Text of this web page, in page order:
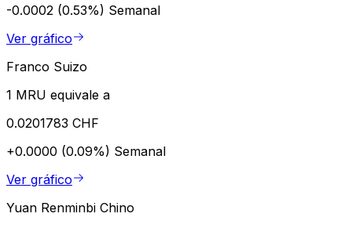
-0.0002 (0.53%) Semanal
Ver gráfico
Franco Suizo
1 MRU equivale a
0.0201783 CHF
+0.0000 (0.09%) Semanal
Ver gráfico
Yuan Renminbi Chino